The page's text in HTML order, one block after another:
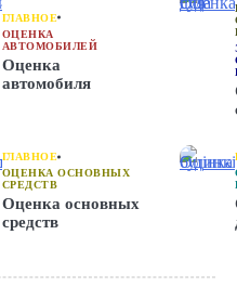
ГЛАВНОЕ
ОЦЕНКА
АВТОМОБИЛЕЙ
Оценка
автомобиля
ГЛАВНОЕ
ОЦЕНКА ОСНОВНЫХ
СРЕДСТВ
Оценка основных
средств